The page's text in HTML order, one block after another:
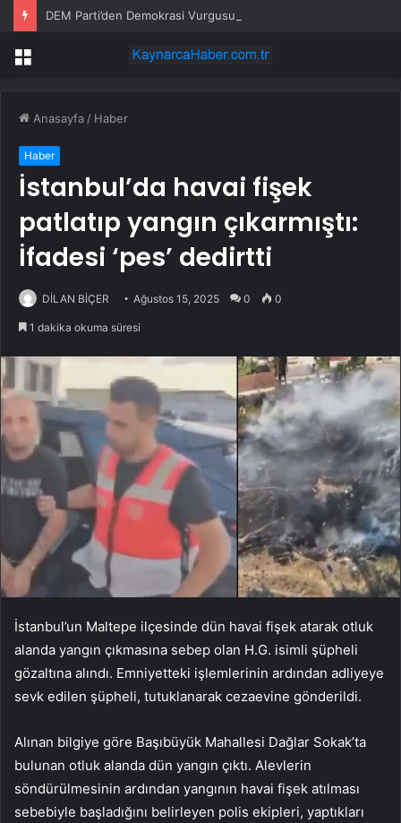
DEM Parti’den Demokrasi Vurgusu
Menü
Anasayfa / Haber
Haber
İstanbul’da havai fişek
patlatıp yangın çıkarmıştı:
İfadesi ‘pes’ dedirtti
DİLAN BİÇER Ağustos 15, 2025 0 0
1 dakika okuma süresi
İstanbul’un Maltepe ilçesinde dün havai fişek atarak otluk
alanda yangın çıkmasına sebep olan H.G. isimli şüpheli
gözaltına alındı. Emniyetteki işlemlerinin ardından adliyeye
sevk edilen şüpheli, tutuklanarak cezaevine gönderildi.
Alınan bilgiye göre Başıbüyük Mahallesi Dağlar Sokak’ta
bulunan otluk alanda dün yangın çıktı. Alevlerin
söndürülmesinin ardından yangının havai fişek atılması
sebebiyle başladığını belirleyen polis ekipleri, yaptıkları